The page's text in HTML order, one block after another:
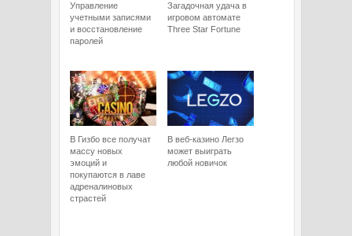
Управление
учетными записями
и восстановление
паролей
Загадочная удача в
игровом автомате
Three Star Fortune
В Гизбо все получат
массу новых
эмоций и
покупаются в лаве
адреналиновых
страстей
В веб-казино Легзо
может выиграть
любой новичок